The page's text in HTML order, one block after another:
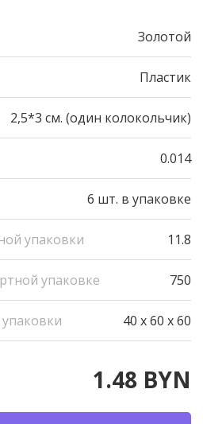
Золотой
Пластик
2,5*3 см. (один колокольчик)
0.014
6 шт. в упаковке
упаковки 11.8
упаковке 750
40 x 60 x 60
1.48 BYN